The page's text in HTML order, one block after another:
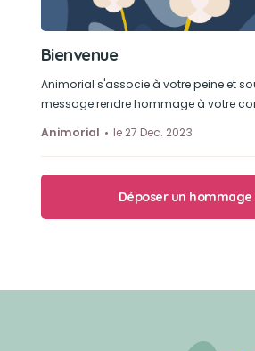
Bienvenue
Animorial s'associe à votre peine et
message rendre hommage à votre
Animorial
le 27 Dec. 2023
Déposer un hommage